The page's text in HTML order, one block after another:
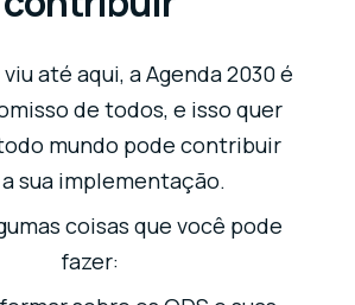
até aqui, a Agenda 2030 é
de todos, e isso quer
mundo pode contribuir
sua implementação.
coisas que você pode
fazer: